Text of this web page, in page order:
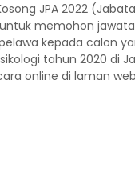
JPA 2022
memohon
kepada calon
tahun 2020 di
online di laman